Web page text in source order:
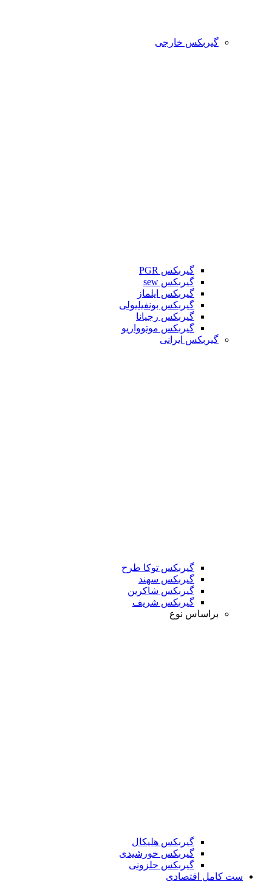
گیربکس خارجی
گیربکس PGR
گیربکس sew
گیربکس ایلماز
گیربکس بونفیلیولی
گیربکس رجیانا
گیربکس موتوواریو
گیربکس ایرانی
گیربکس توکا طرح
گیربکس سهند
گیربکس شاکرین
گیربکس شریف
براساس نوع
گیربکس هلیکال
گیربکس خورشیدی
گیربکس حلزونی
ست کامل اقتصادی